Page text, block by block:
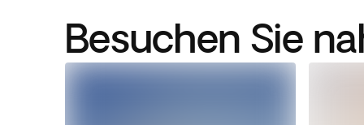
Besuchen Sie